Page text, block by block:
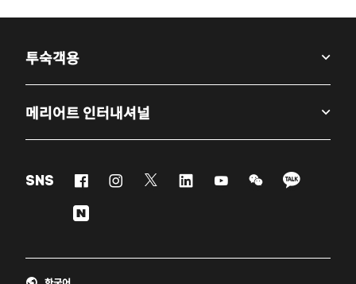
투숙객용
메리어트 인터내셔널
SNS FacebookInstagram
Twitter LinkedinYoutube WeChatKaKao
Naver